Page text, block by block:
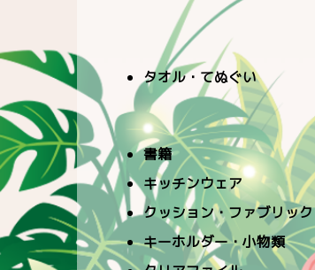
タオル・てぬぐい
書籍
キッチンウェア
クッション・ファブリック
キーホルダー・小物類